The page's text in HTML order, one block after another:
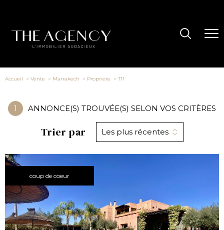
Accueil Vente Marrakech Propriete T11
1 ANNONCE(S) TROUVÉE(S) SELON VOS CRITÈRES
Trier par Les plus récentes
coup de coeur